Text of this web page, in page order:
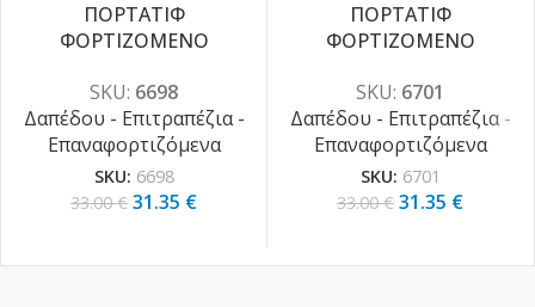
ΠΟΡΤΑΤΙΦ
ΦΟΡΤΙΖΟΜΕΝΟ
4000K | 6000K ]
SKU: 6698
Δαπέδου - Επιτραπέζια -
Επαναφορτιζόμενα
SKU: 6698
33.00€ 31.35 €
ΠΟΡΤΑΤΙΦ
ΦΟΡΤΙΖΟΜΕΝΟ
4000K | 6000K ]
SKU: 6701
Δαπέδου - Επιτραπέζια -
Επαναφορτιζόμενα
SKU: 6701
33.00€ 31.35 €